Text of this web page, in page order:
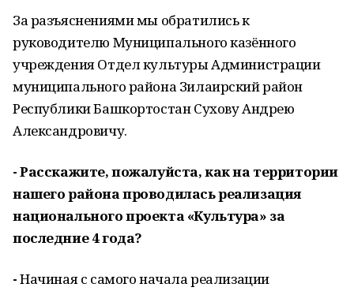
За разъяснениями мы обратились к
руководителю Муниципального казённого
учреждения Отдел культуры Администрации
муниципального района Зилаирский район
Республики Башкортостан Сухову Андрею
Александровичу.
- Расскажите, пожалуйста, как на территории
нашего района проводилась реализация
национального проекта «Культура» за
последние 4 года?
-Начиная с самого начала реализации